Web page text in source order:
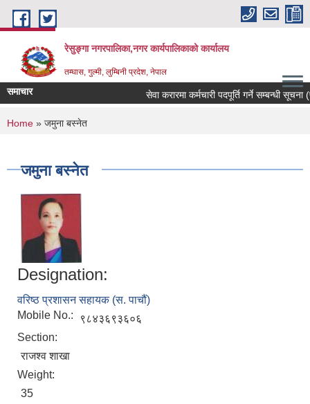
Skip to main content
रेसुङ्गा नगरपालिका,नगर कार्यपालिकाको कार्यालय
तम्घास, गुल्मी, लुम्बिनी प्रदेश, नेपाल
समाचार सेवा करारमा कर्मचारी पदपूर्ति गर्ने सम्बन्धी सूचना
You are here
Home » जमुना बस्नेत
जमुना बस्नेत
Designation:
वरिष्ठ प्रशासन सहायक (स. पाचौं)
Mobile No.:
९८४३६९३६०६
Section:
राजश्व शाखा
Weight:
35